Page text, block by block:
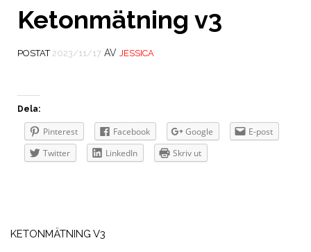
Ketonmätning v3
POSTAT 2023/11/17 AV JESSICA
Dela:
Pinterest Facebook Google
E-post
Twitter
LinkedIn Skriv ut
KETONMÄTNING V3